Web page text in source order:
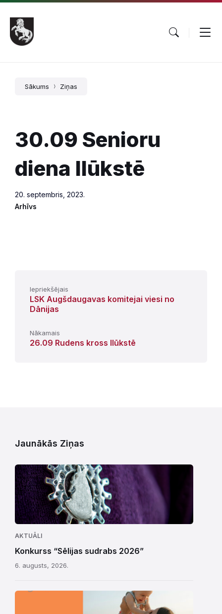
Pāriet
saturu
Skip
main
navigation
Skip
footer
Sākums Ziņas
30.09 Senioru
diena Ilūkstē
20. septembris, 2023.
Arhīvs
Iepriekšējais
LSK Augšdaugavas komitejai viesi no
Dānijas
Nākamais
26.09 Rudens kross Ilūkstē
Jaunākās Ziņas
AKTUĀLI
Konkurss “Sēlijas sudrabs 2026”
6. augusts, 2026.